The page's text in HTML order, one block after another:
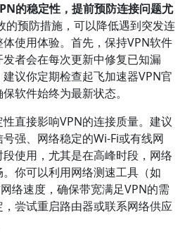
的稳定性，提前预防连接问题尤
的预防措施，可以降低遇到突发连
使用体验。首先，保持VPN软件
者会在每次更新中修复已知漏
议你定期检查起飞加速器VPN官
软件始终为最新状态。
直接影响VPN的连接质量。建议
强、网络稳定的Wi-Fi或有线网
使用，尤其是在高峰时段，网络
你可以利用网络测速工具（如
络速度，确保带宽满足VPN的需
尝试重启路由器或联系网络供应